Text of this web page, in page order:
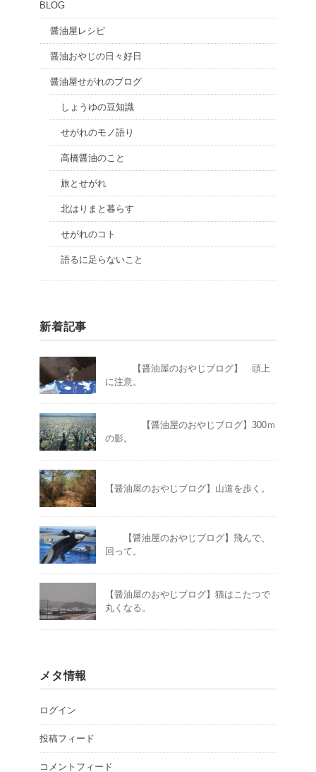
BLOG
醤油屋レシピ
醤油おやじの日々好日
醤油屋せがれのブログ
しょうゆの豆知識
せがれのモノ語り
高橋醤油のこと
旅とせがれ
北はりまと暮らす
せがれのコト
語るに足らないこと
新着記事
【醤油屋のおやじブログ】 頭上
に注意。
【醤油屋のおやじブログ】300ｍ
の影。
【醤油屋のおやじブログ】山道を歩く。
【醤油屋のおやじブログ】飛んで、
回って。
【醤油屋のおやじブログ】猫はこたつで
丸くなる。
メタ情報
ログイン
投稿フィード
コメントフィード